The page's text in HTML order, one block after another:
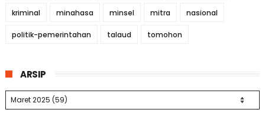
kriminal minahasa minsel mitra nasional
politik-pemerintahan talaud tomohon
ARSIP